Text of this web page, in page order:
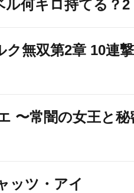
ル何キロ持てる？2
無双第2章 10連
〜常闇の女王と秘
ッツ・アイ